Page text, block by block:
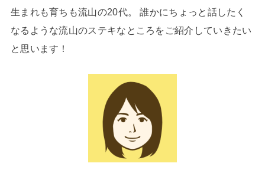
生まれも育ちも流山の20代。 誰かにちょっと話したく
なるような流山のステキなところをご紹介していきたい
と思います！